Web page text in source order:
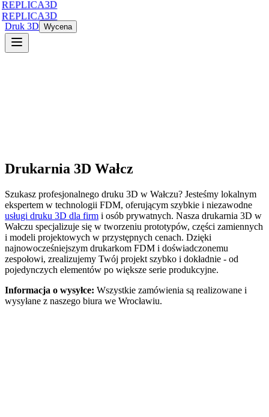
REPLICA3D
REPLICA3D
Druk 3D Wycena
Drukarnia 3D Wałcz
Szukasz profesjonalnego druku 3D w Wałczu? Jesteśmy lokalnym
ekspertem w technologii FDM, oferującym szybkie i niezawodne
usługi druku 3D dla firm i osób prywatnych. Nasza drukarnia 3D w
Wałczu specjalizuje się w tworzeniu prototypów, części zamiennych
i modeli projektowych w przystępnych cenach. Dzięki
najnowocześniejszym drukarkom FDM i doświadczonemu
zespołowi, zrealizujemy Twój projekt szybko i dokładnie - od
pojedynczych elementów po większe serie produkcyjne.
Informacja o wysyłce: Wszystkie zamówienia są realizowane i
wysyłane z naszego biura we Wrocławiu.